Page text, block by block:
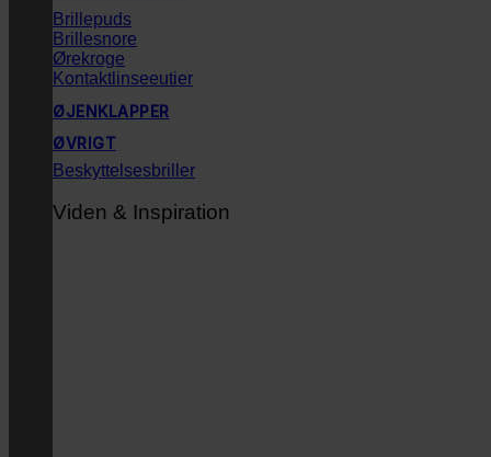
Brillepuds
Brillesnore
Ørekroge
Kontaktlinseeutier
ØJENKLAPPER
ØVRIGT
Beskyttelsesbriller
Viden & Inspiration